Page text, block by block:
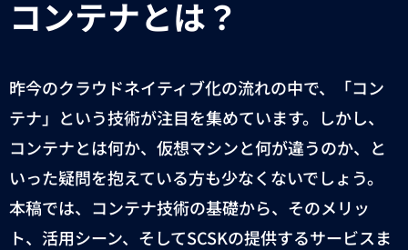
コンテナとは？
昨今のクラウドネイティブ化の流れの中で、「コン
テナ」という技術が注目を集めています。しかし、
コンテナとは何か、仮想マシンと何が違うのか、と
いった疑問を抱えている方も少なくないでしょう。
本稿では、コンテナ技術の基礎から、そのメリッ
ト、活用シーン、そしてSCSKの提供するサービスま